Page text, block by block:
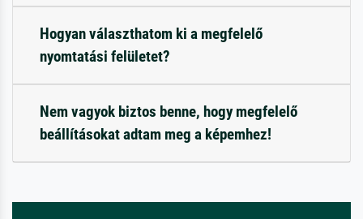
Hogyan választhatom ki a megfelelő
nyomtatási felületet?
Nem vagyok biztos benne, hogy megfelelő
beállításokat adtam meg a képemhez!